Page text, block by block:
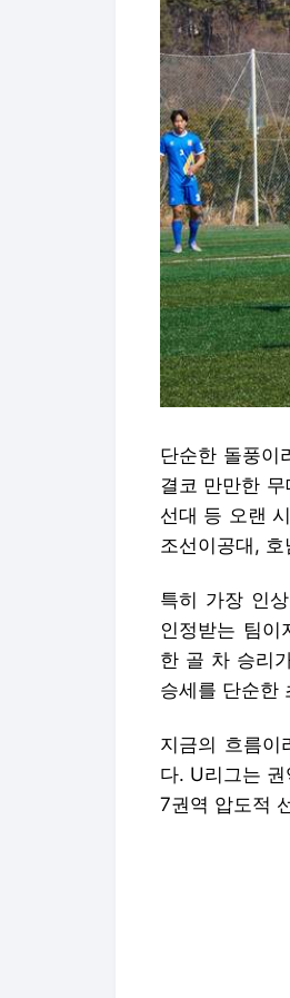
단순한 돌풍이
결코 만만한
선대 등 오랜
조선이공대,
특히 가장 인
인정받는 팀이
한 골 차 승리
승세를 단순한
지금의 흐름이
다. U리그는
7권역 압도적